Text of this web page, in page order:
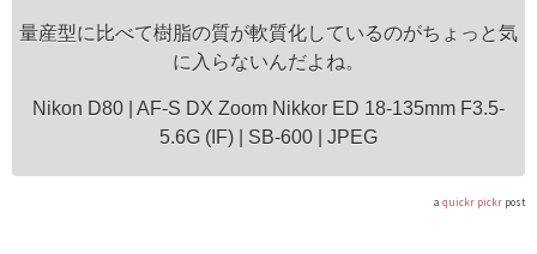
量産型に比べて樹脂の質が軟質化しているのがちょっと気
に入らないんだよね。
Nikon D80 | AF-S DX Zoom Nikkor ED 18-135mm F3.5-
5.6G (IF) | SB-600 | JPEG
a quickr pickr post